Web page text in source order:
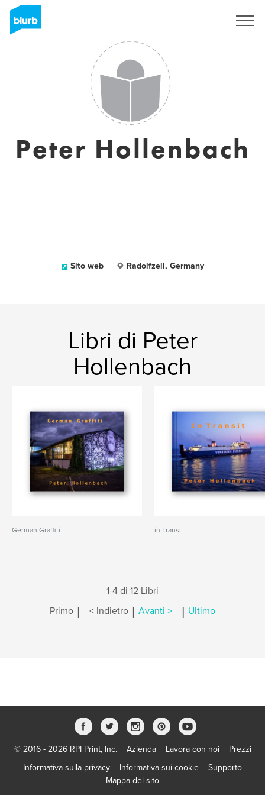
Peter Hollenbach
Sito web Radolfzell, Germany
Libri di Peter
Hollenbach
German Graffiti in Transit
1-4 di 12 Libri
Primo | < Indietro | Avanti > | Ultimo
© 2016 - 2026 RPI Print, Inc. Azienda Lavora con noi
Prezzi
Informativa sulla privacy
Informativa sui cookie
Supporto
Mappa del sito